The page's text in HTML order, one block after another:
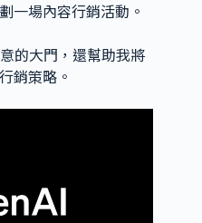
一場內容行銷活動。
的大門，還幫助我將
銷策略。